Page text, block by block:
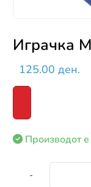
Играчка
125.00 ден.
Производот
-